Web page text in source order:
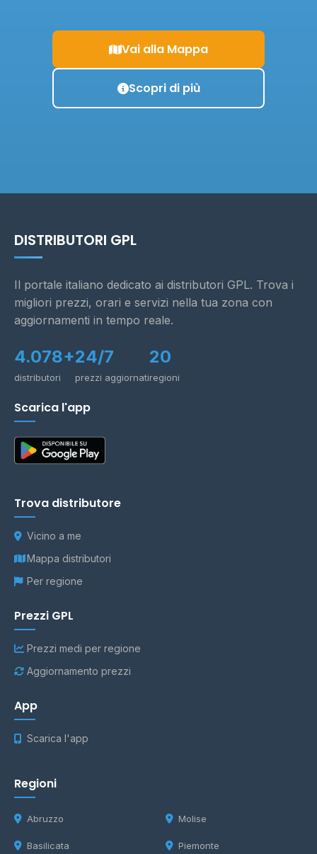
Vai alla Mappa
Scopri di più
DISTRIBUTORI GPL
Il portale italiano dedicato ai distributori GPL. Trova i
migliori prezzi, orari e servizi nella tua zona con
aggiornamenti in tempo reale.
4.078+
distributori
24/7
prezzi aggiornati
20
regioni
Scarica l'app
Trova distributore
Vicino a me
Mappa distributori
Per regione
Prezzi GPL
Prezzi medi per regione
Aggiornamento prezzi
App
Scarica l'app
Regioni
Abruzzo
Basilicata
Molise
Piemonte